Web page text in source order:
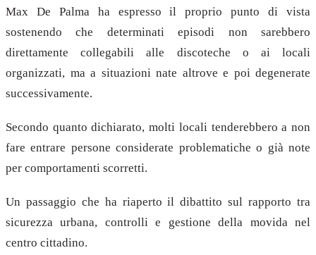
Max De Palma ha espresso il proprio punto di vista
sostenendo che determinati episodi non sarebbero
direttamente collegabili alle discoteche o ai locali
organizzati, ma a situazioni nate altrove e poi degenerate
successivamente.
Secondo quanto dichiarato, molti locali tenderebbero a non
fare entrare persone considerate problematiche o già note
per comportamenti scorretti.
Un passaggio che ha riaperto il dibattito sul rapporto tra
sicurezza urbana, controlli e gestione della movida nel
centro cittadino.